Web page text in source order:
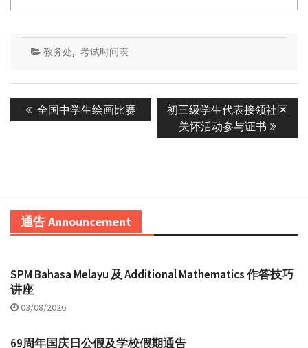
教务处, 考试时间表
navigation
Previous
post:
全国中学生绘画比赛
Next
post:
初三级学生代表接领社区
关怀活动参与证书
通告 Announcement
SPM Bahasa Melayu 及 Additional Mathematics 作答技巧
讲座
03/08/2026
69周年国庆日公假及学校假期通告